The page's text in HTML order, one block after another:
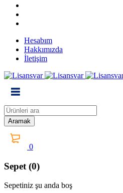
Hesabım
Hakkımızda
İletişim
0
Sepet (0)
Sepetiniz şu anda boş